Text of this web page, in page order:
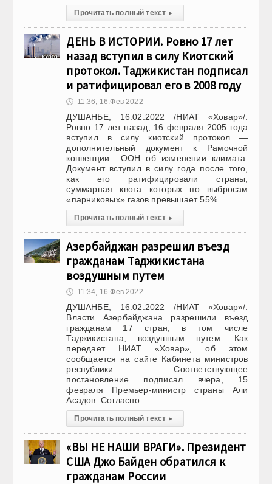
Прочитать полный текст ▸
ДЕНЬ В ИСТОРИИ. Ровно 17 лет
назад вступил в силу Киотский
протокол. Таджикистан подписал
и ратифицировал его в 2008 году
🕔 11:36, 16.Фев 2022
ДУШАНБЕ, 16.02.2022 /НИАТ «Ховар»/.
Ровно 17 лет назад, 16 февраля 2005 года
вступил в силу киотский протокол —
дополнительный документ к Рамочной
конвенции ООН об изменении климата.
Документ вступил в силу года после того,
как его ратифицировали страны,
суммарная квота которых по выбросам
«парниковых» газов превышает 55%
Прочитать полный текст ▸
Азербайджан разрешил въезд
гражданам Таджикистана
воздушным путем
🕔 11:34, 16.Фев 2022
ДУШАНБЕ, 16.02.2022 /НИАТ «Ховар»/.
Власти Азербайджана разрешили въезд
гражданам 17 стран, в том числе
Таджикистана, воздушным путем. Как
передает НИАТ «Ховар», об этом
сообщается на сайте Кабинета министров
республики. Соответствующее
постановление подписал вчера, 15
февраля Премьер-министр страны Али
Асадов. Согласно
Прочитать полный текст ▸
«ВЫ НЕ НАШИ ВРАГИ». Президент
США Джо Байден обратился к
гражданам России